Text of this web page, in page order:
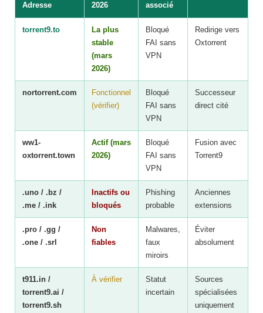
Adresse 2026 associé
torrent9.to
La plus
stable
(mars
2026)
Bloqué
FAI sans
VPN
Redirige vers
Oxtorrent
nortorrent.com
Fonctionnel
(vérifier)
Bloqué
FAI sans
VPN
Successeur
direct cité
ww1-
oxtorrent.town
Actif (mars
2026)
Bloqué
FAI sans
VPN
Fusion avec
Torrent9
.uno / .bz /
.me / .ink
Inactifs ou
bloqués
Phishing
probable
Anciennes
extensions
.pro / .gg /
.one / .srl
Non
fiables
Malwares,
faux
miroirs
Éviter
absolument
t911.in /
torrent9.ai /
torrent9.sh
À vérifier
Statut
incertain
Sources
spécialisées
uniquement